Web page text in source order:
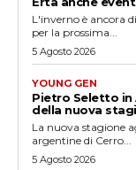
L'inverno è ancora
per la prossima...
5 Agosto 2026
YOUNG GEN
Pietro Seletto in
della nuova
La nuova stagione
argentine di Cerro...
5 Agosto 2026